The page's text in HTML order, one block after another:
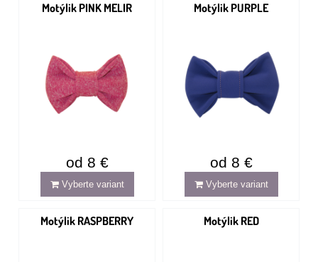
Motýlik PINK MELIR
od 8 €
Vyberte variant
Motýlik PURPLE
od 8 €
Vyberte variant
Motýlik RASPBERRY Motýlik RED